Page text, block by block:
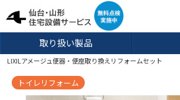
取り扱い製品
LIXILアメージュ便器・便座取り換えリフォームセット
トイレリフォーム